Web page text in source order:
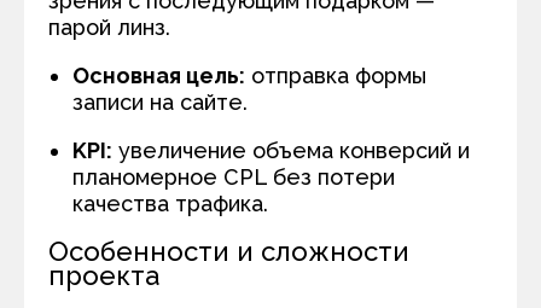
парой линз.
Основная цель: отправка формы
записи на сайте.
KPI: увеличение объема конверсий и
планомерное CPL без потери
качества трафика.
Особенности и сложности
проекта